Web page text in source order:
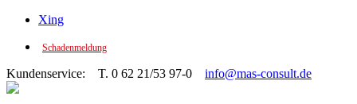
Xing
Schadenmeldung
Kundenservice: T. 0 62 21/53 97-0 info@mas-consult.de